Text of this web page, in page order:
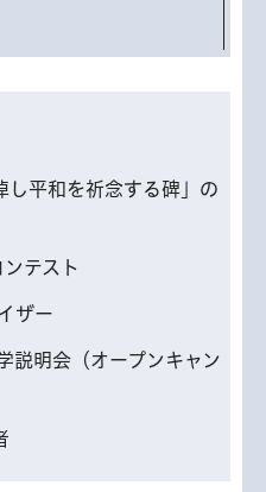
し平和を祈念する碑」の
テスト
ザー
説明会（オープンキャン